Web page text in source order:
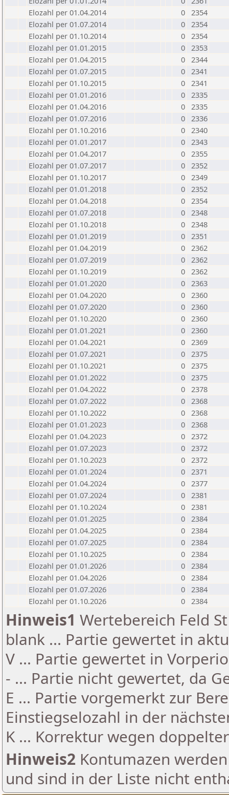
Elozahl per 01.04.2014
0 2354
Elozahl per 01.07.2014
0 2354
Elozahl per 01.10.2014
0 2354
Elozahl per 01.01.2015
0 2353
Elozahl per 01.04.2015
0 2344
Elozahl per 01.07.2015
0 2341
Elozahl per 01.10.2015
0 2341
Elozahl per 01.01.2016
0 2335
Elozahl per 01.04.2016
0 2335
Elozahl per 01.07.2016
0 2336
Elozahl per 01.10.2016
0 2340
Elozahl per 01.01.2017
0 2343
Elozahl per 01.04.2017
0 2355
Elozahl per 01.07.2017
0 2352
Elozahl per 01.10.2017
0 2349
Elozahl per 01.01.2018
0 2352
Elozahl per 01.04.2018
0 2354
Elozahl per 01.07.2018
0 2348
Elozahl per 01.10.2018
0 2348
Elozahl per 01.01.2019
0 2351
Elozahl per 01.04.2019
0 2362
Elozahl per 01.07.2019
0 2362
Elozahl per 01.10.2019
0 2362
Elozahl per 01.01.2020
0 2363
Elozahl per 01.04.2020
0 2360
Elozahl per 01.07.2020
0 2360
Elozahl per 01.10.2020
0 2360
Elozahl per 01.01.2021
0 2360
Elozahl per 01.04.2021
0 2369
Elozahl per 01.07.2021
0 2375
Elozahl per 01.10.2021
0 2375
Elozahl per 01.01.2022
0 2375
Elozahl per 01.04.2022
0 2378
Elozahl per 01.07.2022
0 2368
Elozahl per 01.10.2022
0 2368
Elozahl per 01.01.2023
0 2368
Elozahl per 01.04.2023
0 2372
Elozahl per 01.07.2023
0 2372
Elozahl per 01.10.2023
0 2372
Elozahl per 01.01.2024
0 2371
Elozahl per 01.04.2024
0 2377
Elozahl per 01.07.2024
0 2381
Elozahl per 01.10.2024
0 2381
Elozahl per 01.01.2025
0 2384
Elozahl per 01.04.2025
0 2384
Elozahl per 01.07.2025
0 2384
Elozahl per 01.10.2025
0 2384
Elozahl per 01.01.2026
0 2384
Elozahl per 01.04.2026
0 2384
Elozahl per 01.07.2026
0 2384
Elozahl per 01.10.2026
0 2384
Hinweis1 Wertebereich Feld
blank ... Partie gewertet in
V ... Partie gewertet in
- ... Partie nicht gewertet, da
E ... Partie vorgemerkt zur
Einstiegselozahl in der
K ... Korrektur wegen
Hinweis2 Kontumazen
und sind in der Liste nicht